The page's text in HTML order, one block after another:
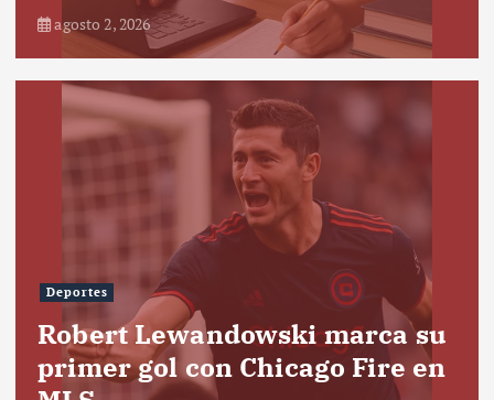
agosto 2, 2026
Deportes
Robert Lewandowski marca su
primer gol con Chicago Fire en